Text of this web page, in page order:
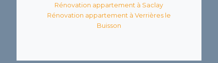
Rénovation appartement à Saclay
Rénovation appartement à Verrières le
Buisson